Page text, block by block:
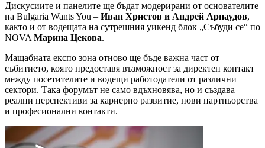
Дискусиите и панелите ще бъдат модерирани от основателите
на Bulgaria Wants You – Иван Христов и Андрей Арнаудов,
както и от водещата на сутрешния уикенд блок „Събуди се“ по
NOVA Марина Цекова.
Мащабната експо зона отново ще бъде важна част от
събитието, която предоставя възможност за директен контакт
между посетителите и водещи работодатели от различни
сектори. Така форумът не само вдъхновява, но и създава
реални перспективи за кариерно развитие, нови партньорства
и професионални контакти.